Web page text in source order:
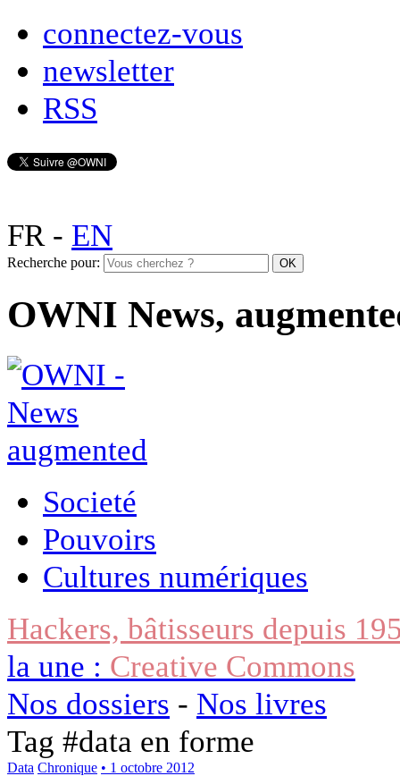
connectez-vous
newsletter
RSS
FR- EN
Recherche pour:
OWNI News,
Societé
Pouvoirs
Cultures numériques
Hackers, bâtisseurs depuis
la une : Creative Commons
Nos dossiers - Nos livres
Tag #data en forme
Data Chronique • 1 octobre 2012